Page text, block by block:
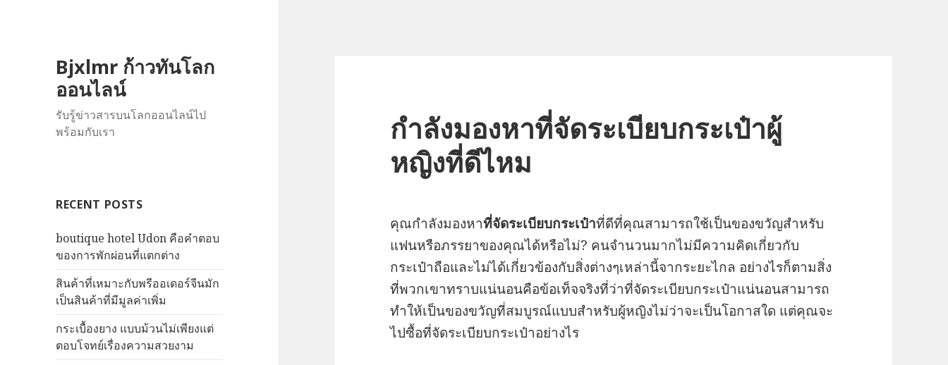
Bjxlmr ก้าวทันโลก
ออนไลน์
รับรู้ข่าวสารบนโลกออนไลน์ไป
พร้อมกับเรา
RECENT POSTS
boutique hotel Udon คือคำตอบ
ของการพักผ่อนที่แตกต่าง
สินค้าที่เหมาะกับพรีออเดอร์จีนมัก
เป็นสินค้าที่มีมูลค่าเพิ่ม
กระเบื้องยาง แบบม้วนไม่เพียงแต่
ตอบโจทย์เรื่องความสวยงาม
กำลังมองหาที่จัดระเบียบกระเป๋าผู้
หญิงที่ดีไหม
คุณกำลังมองหาที่จัดระเบียบกระเป๋าที่ดีที่คุณสามารถใช้เป็นของขวัญสำหรับ
แฟนหรือภรรยาของคุณได้หรือไม่? คนจำนวนมากไม่มีความคิดเกี่ยวกับ
กระเป๋าถือและไม่ได้เกี่ยวข้องกับสิ่งต่างๆเหล่านี้จากระยะไกล อย่างไรก็ตามสิ่ง
ที่พวกเขาทราบแน่นอนคือข้อเท็จจริงที่ว่าที่จัดระเบียบกระเป๋าแน่นอนสามารถ
ทำให้เป็นของขวัญที่สมบูรณ์แบบสำหรับผู้หญิงไม่ว่าจะเป็นโอกาสใด แต่คุณจะ
ไปซื้อที่จัดระเบียบกระเป๋าอย่างไร